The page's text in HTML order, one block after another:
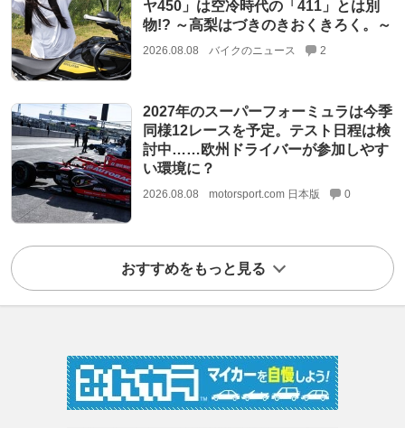
ヤ450」は空冷時代の「411」とは別
物!? ～高梨はづきのきおくきろく。～
2026.08.08 バイクのニュース 2
2027年のスーパーフォーミュラは今季
同様12レースを予定。テスト日程は検
討中……欧州ドライバーが参加しやす
い環境に？
2026.08.08 motorsport.com 日本版 0
おすすめをもっと見る